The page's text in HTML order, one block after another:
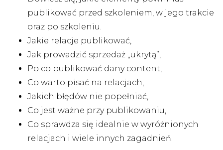
publikować przed szkoleniem, w jego trakcie
oraz po szkoleniu.
Jakie relacje publikować,
Jak prowadzić sprzedaż „ukrytą”,
Po co publikować dany content,
Co warto pisać na relacjach,
Jakich błędów nie popełniać,
Co jest ważne przy publikowaniu,
Co sprawdza się idealnie w wyróżnionych
relacjach i wiele innych zagadnień.